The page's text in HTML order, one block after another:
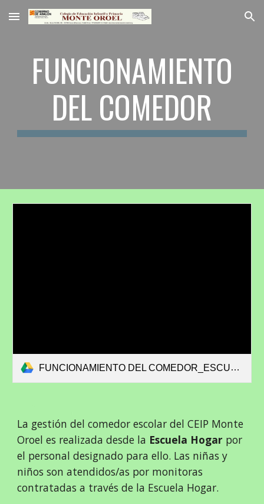
Skip to main content Skip to navigation
FUNCIONAMIENTO
DEL COMEDOR
FUNCIONAMIENTO DEL COMEDOR_ESCUELA HOGAR.pdf
La gestión del comedor escolar del CEIP Monte
Oroel es realizada desde la Escuela Hogar por
el personal designado para ello. Las niñas y
niños son atendidos/as por monitoras
contratadas a través de la Escuela Hogar.